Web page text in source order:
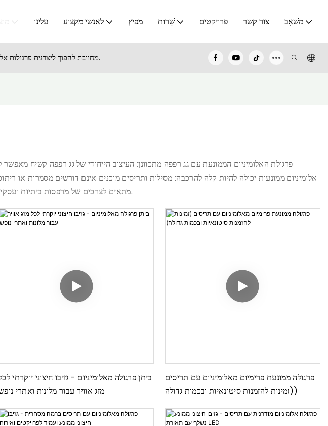
עלינו לאנשי מקצוע מפיץ שֵׁרוּת פרויקטים צור קשר מַשׁאָב
SUNC Pergola מחויבת להפוך ליצרנית פרגולות אלומיניום אינטליגנטיות ברמה גבוהה.
אלומיניום ממונעות יכולה להיות קלה להרכבה: מסילות ותריסים מוכנים אינם דורשים מסמרות או
, מתאים לצרכים של מרפסות ביתיות ועסקיות כדי לתרום לרווחת המשתמשים.
ביתן פרגולה מאלומיניום - גזיבו חיצוני יוקרתי
מזג אוויר עבור מלונות ואתרי
פרגולה ממונעת פרימיום מאלומיניום עם תריסים
(זמינות להזמנות סיטונאיות ובכמות גדולה)